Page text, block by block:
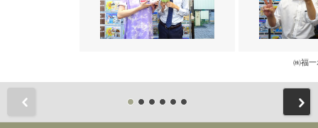
㈱福一